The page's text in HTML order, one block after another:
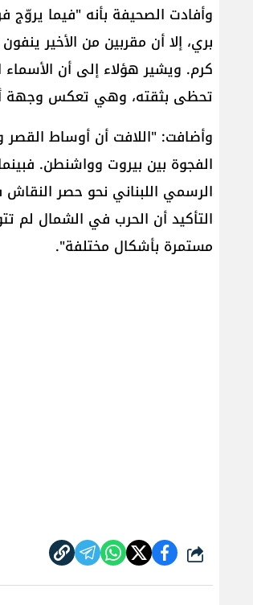
وأفادت الصحيفة بأنه "فيما
بري​، إلا أن مقربين من الأخير
كرم​. ويشير هؤلاء إلى أن
تحظى بثقته، وهي تعكس وجهة
وأضافت: "اللافت أن أوساط
الفجوة بين بيروت وواشنطن.
الرسمي اللبناني نحو حصر
التأكيد أن الحرب في الشمال لم
مستمرة بأشكال مختلفة".
شارك